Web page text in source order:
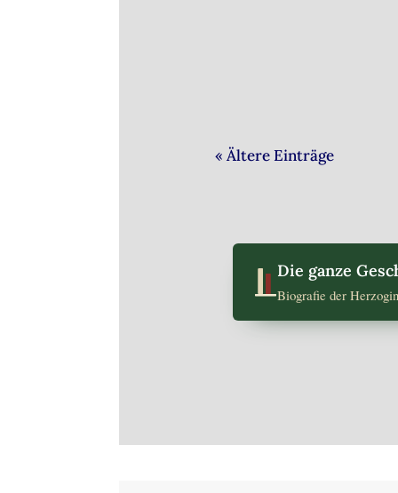
« Ältere Einträge
Die ganze
Biografie der